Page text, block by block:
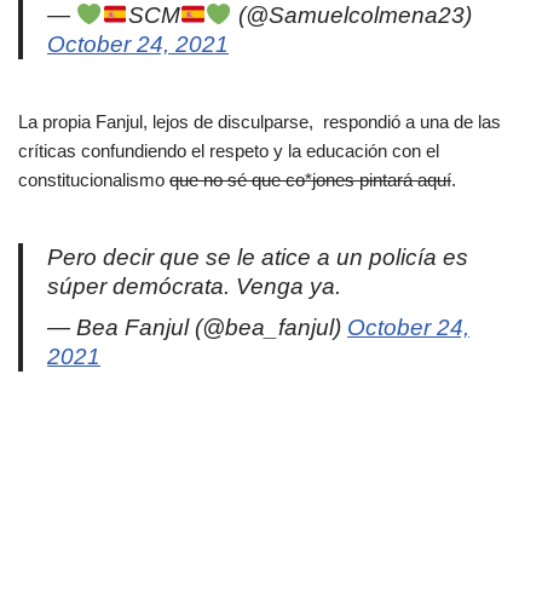
—
SCM
(@Samuelcolmena23)
October 24, 2021
La propia Fanjul, lejos de disculparse, respondió a una de las
críticas confundiendo el respeto y la educación con el
constitucionalismo que no sé que co*jones pintará aquí.
Pero decir que se le atice a un policía es
súper demócrata. Venga ya.
— Bea Fanjul (@bea_fanjul) October 24,
2021